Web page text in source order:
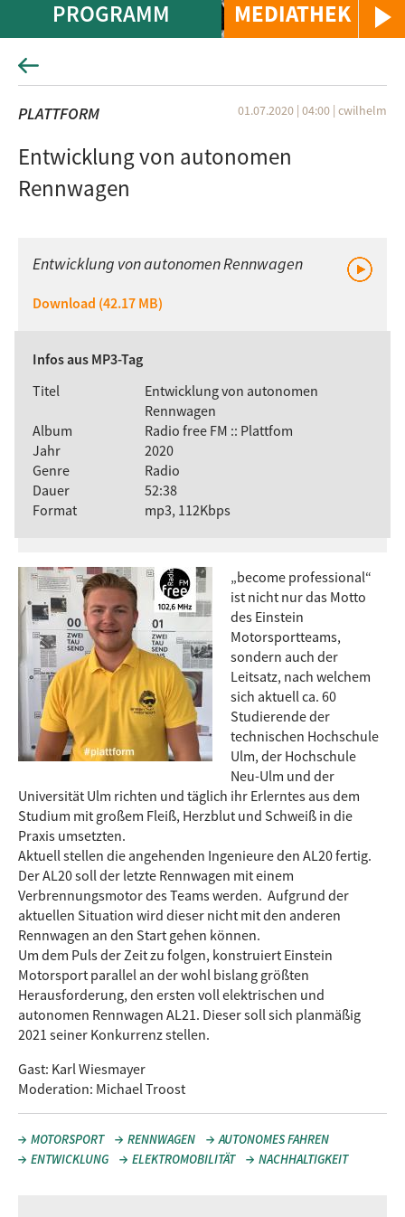
MEDIATHEK
PROGRAMM
PLATTFORM 01.07.2020 | 04:00 | cwilhelm
Entwicklung von autonomen
Rennwagen
Entwicklung von autonomen Rennwagen
Download (42.17 MB)
Infos aus MP3-Tag
Titel
Entwicklung von autonomen
Rennwagen
Album
Radio free FM :: Plattfom
Jahr
2020
Genre
Radio
Dauer
52:38
Format
mp3, 112Kbps
„become professional“
ist nicht nur das Motto
des Einstein
Motorsportteams,
sondern auch der
Leitsatz, nach welchem
sich aktuell ca. 60
Studierende der
technischen Hochschule
Ulm, der Hochschule
Neu-Ulm und der
Universität Ulm richten und täglich ihr Erlerntes aus dem
Studium mit großem Fleiß, Herzblut und Schweiß in die
Praxis umsetzten.
Aktuell stellen die angehenden Ingenieure den AL20 fertig.
Der AL20 soll der letzte Rennwagen mit einem
Verbrennungsmotor des Teams werden. Aufgrund der
aktuellen Situation wird dieser nicht mit den anderen
Rennwagen an den Start gehen können.
Um dem Puls der Zeit zu folgen, konstruiert Einstein
Motorsport parallel an der wohl bislang größten
Herausforderung, den ersten voll elektrischen und
autonomen Rennwagen AL21. Dieser soll sich planmäßig
2021 seiner Konkurrenz stellen.
Gast: Karl Wiesmayer
Moderation: Michael Troost
MOTORSPORT RENNWAGEN
AUTONOMES FAHREN
ENTWICKLUNG
ELEKTROMOBILITÄT NACHHALTIGKEIT